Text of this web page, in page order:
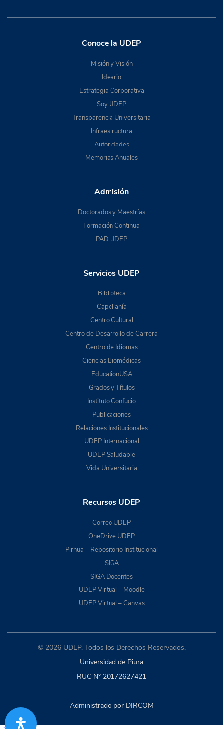
Conoce la UDEP
Misión y Visión
Ideario
Estrategia Corporativa
Soy UDEP
Transparencia Universitaria
Infraestructura
Autoridades
Memorias Anuales
Admisión
Doctorados y Maestrías
Formación Continua
PAD UDEP
Servicios UDEP
Biblioteca
Capellanía
Centro Cultural
Centro de Desarrollo de Carrera
Centro de Idiomas
Ciencias Biomédicas
EducationUSA
Grados y Títulos
Instituto Confucio
Publicaciones
Relaciones Institucionales
UDEP Internacional
UDEP Saludable
Vida Universitaria
Recursos UDEP
Correo UDEP
OneDrive UDEP
Pirhua – Repositorio Institucional
SIGA
SIGA Docentes
UDEP Virtual – Moodle
UDEP Virtual – Canvas
© 2026 UDEP. Todos los Derechos Reservados.
Universidad de Piura
RUC N° 20172627421
Administrado por DIRCOM